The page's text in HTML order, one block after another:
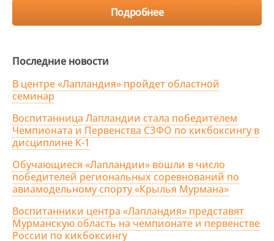
Подробнее
Последние новости
В центре «Лапландия» пройдет областной
семинар
Воспитанница Лапландии стала победителем
Чемпионата и Первенства СЗФО по кикбоксингу в
дисциплине К-1
Обучающиеся «Лапландии» вошли в число
победителей региональных соревнований по
авиамодельному спорту «Крылья Мурмана»
Воспитанники центра «Лапландия» представят
Мурманскую область на чемпионате и первенстве
России по кикбоксингу